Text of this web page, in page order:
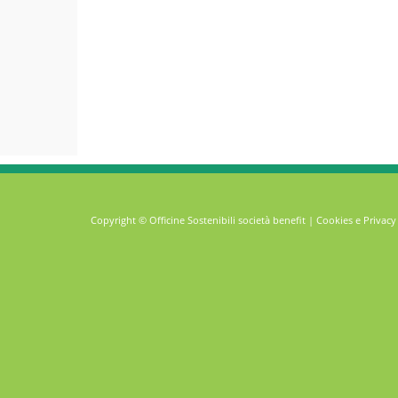
Copyright © Officine Sostenibili società benefit | Cookies e